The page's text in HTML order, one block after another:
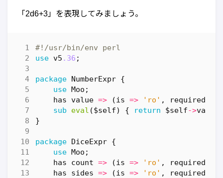
「2d6+3」を表現してみましょう。
#!/usr/bin/env perl
use v5 .36 ;
package NumberExpr {
use Moo ;
has value => (is => 'ro' , required
sub
eval ($self) { return $self->value
}
package DiceExpr {
use Moo ;
has
count => (is => 'ro' , required
has
sides => (is => 'ro' , required